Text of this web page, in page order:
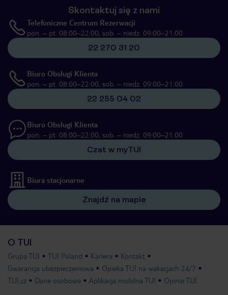
Skontaktuj się z nami
Telefoniczne Centrum Rezerwacji
pon. – pt. 08:00–22:00, sob. – niedz. 09:00–21:00
22 270 31 20
Biuro Obsługi Klienta
pon. – pt. 08:00–22:00, sob. – niedz. 09:00–21:00
22 255 04 02
Biuro Obsługi Klienta
pon. – pt. 08:00–22:00, sob. – niedz. 09:00–21:00
Czat w myTUI
Biura stacjonarne
Znajdź na mapie
O TUI
Grupa TUI TUI Poland Kariera
Kontakt
Gwarancja ubezpieczeniowa
Opieka TUI na wakacjach 24/7
TUI.cz
Dane osobowe Aplikacja mobilna TUI Opinie TUI